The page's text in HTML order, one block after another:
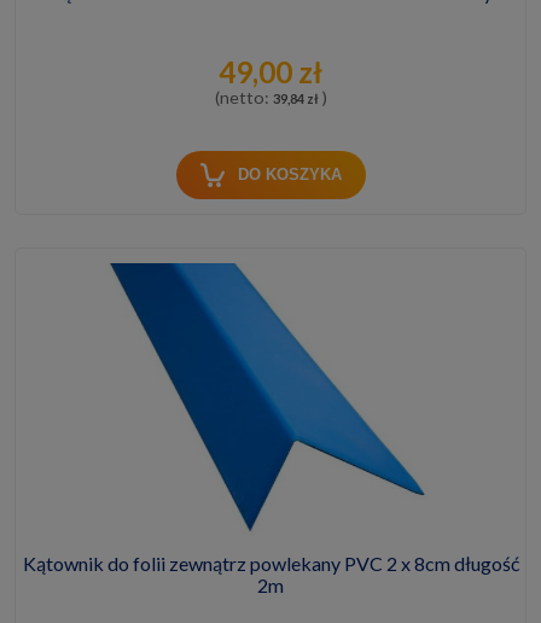
49,00 zł
(netto: 39,84 zł )
DO KOSZYKA
Kątownik do folii zewnątrz powlekany PVC 2 x 8cm długość
2m